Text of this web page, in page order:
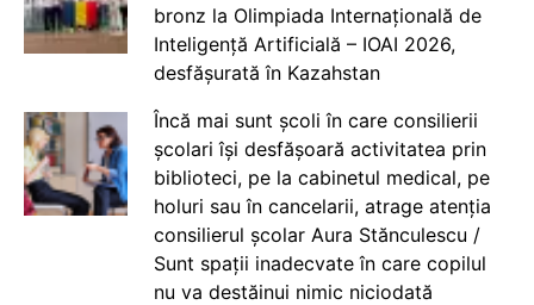
bronz la Olimpiada Internațională de
Inteligență Artificială – IOAI 2026,
desfășurată în Kazahstan
Încă mai sunt școli în care consilierii
școlari își desfășoară activitatea prin
biblioteci, pe la cabinetul medical, pe
holuri sau în cancelarii, atrage atenția
consilierul școlar Aura Stănculescu /
Sunt spații inadecvate în care copilul
nu va destăinui nimic niciodată